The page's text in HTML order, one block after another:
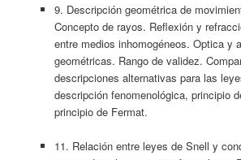
9. Descripción geométrica de
Concepto de rayos. Reflexión y
entre medios inhomogéneos. Optica y
geométricas. Rango de validez.
descripciones alternativas para las
descripción fenomenológica, principio
principio de Fermat.
11. Relación entre leyes de Snell y